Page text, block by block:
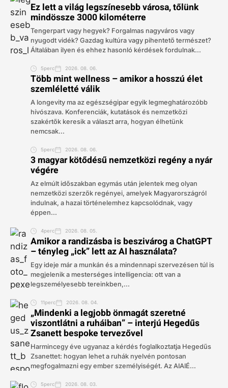
Ez lett a világ legszínesebb városa, tőlünk
mindössze 3000 kilométerre
Tengerpart vagy hegyek? Forgalmas nagyváros vagy
nyugodt vidék? Gazdag kultúra vagy pihentető természet?
Általában ilyen és ehhez hasonló kérdések fordulnak...
5perc 2026. 08. 06.
Több mint wellness – amikor a hosszú élet
szemléletté válik
A longevity ma az egészségipar egyik legmeghatározóbb
hívószava. Konferenciák, kutatások és nemzetközi
szakértők keresik a választ arra, hogyan élhetünk
nemcsak...
5perc 2026. 08. 06.
3 magyar kötődésű nemzetközi regény a nyár
végére
Az elmúlt időszakban egymás után jelentek meg olyan
nemzetközi szerzők regényei, amelyek Magyarországról
indulnak, a hazai történelemhez kapcsolódnak, vagy
éppen...
4perc 2026. 08. 05.
Amikor a randizásba is beszivárog a ChatGPT
– tényleg „ick” lett az AI használata?
Egy ideje már a munkán és a mindennapi szervezésen túl is
megjelenik a mesterséges intelligencia: ott van a
legszemélyesebb tereinkben,...
11perc 2026. 08. 04.
„Mindenki a legjobb önmagát szeretné
viszontlátni a ruháiban” – interjú Hegedűs
Zsanett bespoke tervezővel
Harmincegy éve ugyanaz a kérdés foglalkoztatja Hegedűs
Zsanettet: hogyan lehet a ruhák nyelvén pontosan
megfogalmazni egy ember személyiségét. Az AIAIÉ...
5perc 2026. 08. 03.